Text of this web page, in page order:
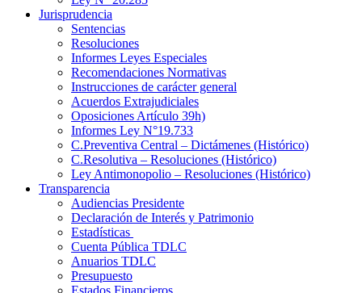
Jurisprudencia
Sentencias
Resoluciones
Informes Leyes Especiales
Recomendaciones Normativas
Instrucciones de carácter general
Acuerdos Extrajudiciales
Oposiciones Artículo 39h)
Informes Ley N°19.733
C.Preventiva Central – Dictámenes (Histórico)
C.Resolutiva – Resoluciones (Histórico)
Ley Antimonopolio – Resoluciones (Histórico)
Transparencia
Audiencias Presidente
Declaración de Interés y Patrimonio
Estadísticas
Cuenta Pública TDLC
Anuarios TDLC
Presupuesto